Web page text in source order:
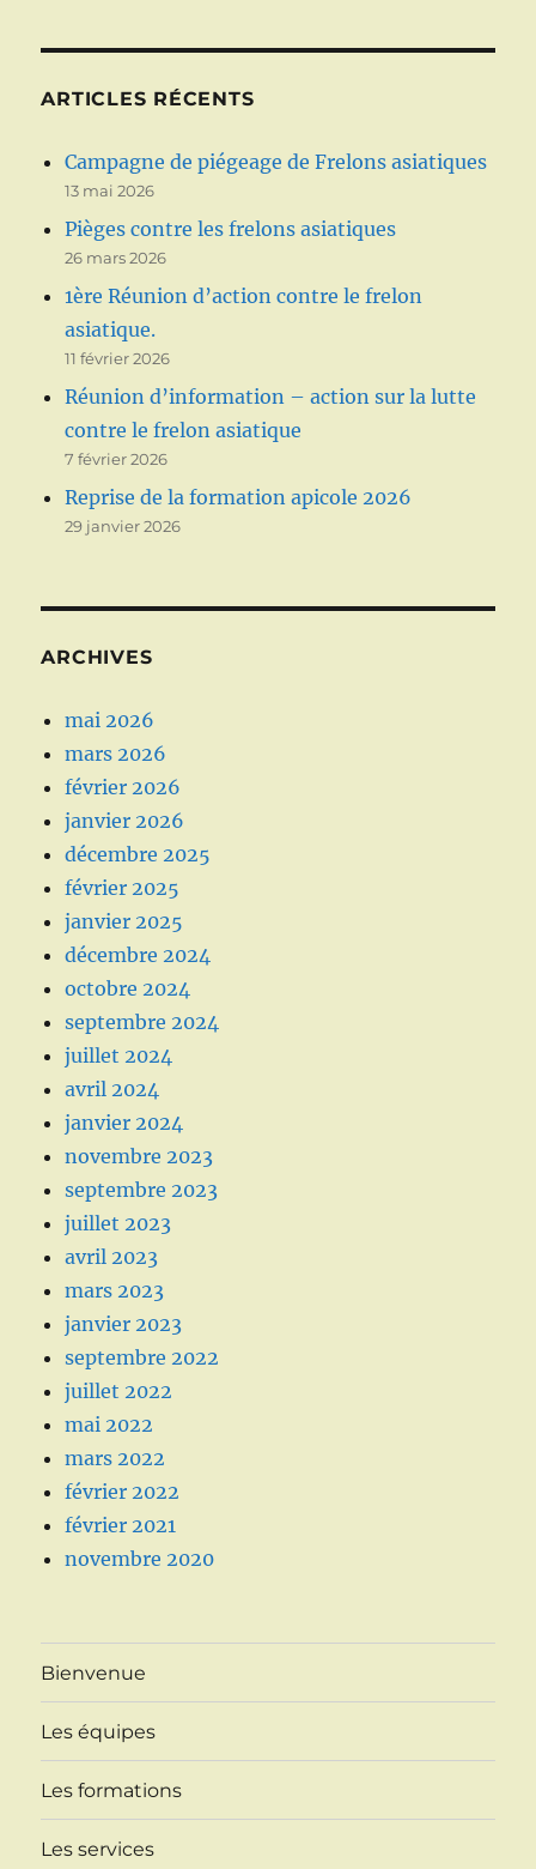
ARTICLES RÉCENTS
Campagne de piégeage de Frelons asiatiques
13 mai 2026
Pièges contre les frelons asiatiques
26 mars 2026
1ère Réunion d’action contre le frelon
asiatique.
11 février 2026
Réunion d’information – action sur la lutte
contre le frelon asiatique
7 février 2026
Reprise de la formation apicole 2026
29 janvier 2026
ARCHIVES
mai 2026
mars 2026
février 2026
janvier 2026
décembre 2025
février 2025
janvier 2025
décembre 2024
octobre 2024
septembre 2024
juillet 2024
avril 2024
janvier 2024
novembre 2023
septembre 2023
juillet 2023
avril 2023
mars 2023
janvier 2023
septembre 2022
juillet 2022
mai 2022
mars 2022
février 2022
février 2021
novembre 2020
Bienvenue
Les équipes
Les formations
Les services